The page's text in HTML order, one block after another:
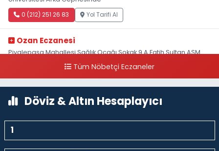
0 (212) 251 26 83 Yol Tarifi Al
Ozan Eczanesi
Piyalepaşa Mahallesi Sağlık Ocağı Sokak 9 A Fatih Sultan ASM
Tüm Nöbetçi Eczaneler
Döviz & Altın Hesaplayıcı